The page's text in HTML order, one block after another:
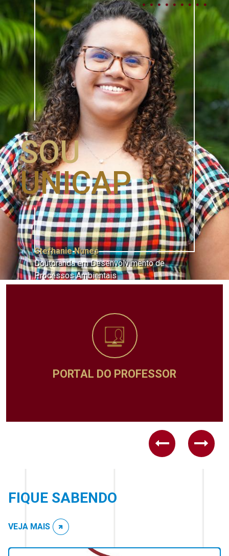
SOU
UNICAP
Stefhanie Nunes
Doutoranda em Desenvolvimento de
Processos Ambientais
PORTAL DO PROFESSOR
Previous
Next
FIQUE SABENDO
VEJA MAIS